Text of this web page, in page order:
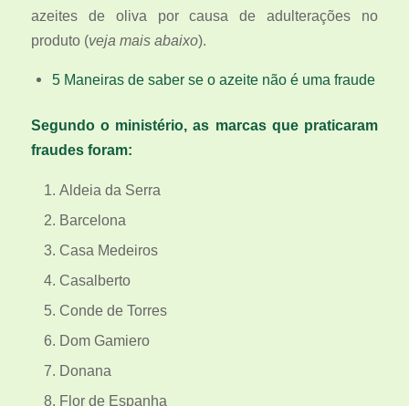
azeites de oliva por causa de adulterações no
produto (veja mais abaixo).
5 Maneiras de saber se o azeite não é uma fraude
Segundo o ministério, as marcas que praticaram
fraudes foram:
Aldeia da Serra
Barcelona
Casa Medeiros
Casalberto
Conde de Torres
Dom Gamiero
Donana
Flor de Espanha